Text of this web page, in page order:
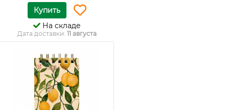
Купить
На складе
Дата доставки: 11 августа